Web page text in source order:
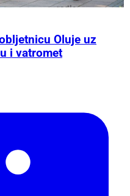
Oluje uz
i vatromet